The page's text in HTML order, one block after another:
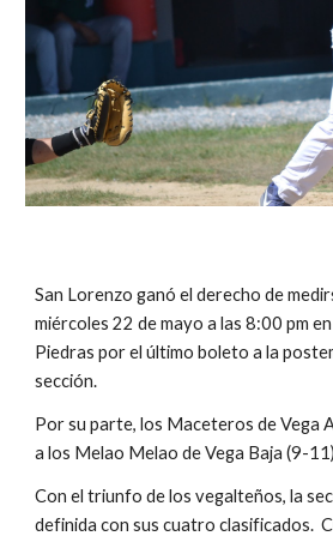
San Lorenzo ganó el derecho de
miércoles 22 de mayo a las 8:00 pm
Piedras por el último boleto a la
sección.
Por su parte, los Maceteros de Vega
a los Melao Melao de Vega Baja (9-
Con el triunfo de los vegalteños, la
definida con sus cuatro clasificados.